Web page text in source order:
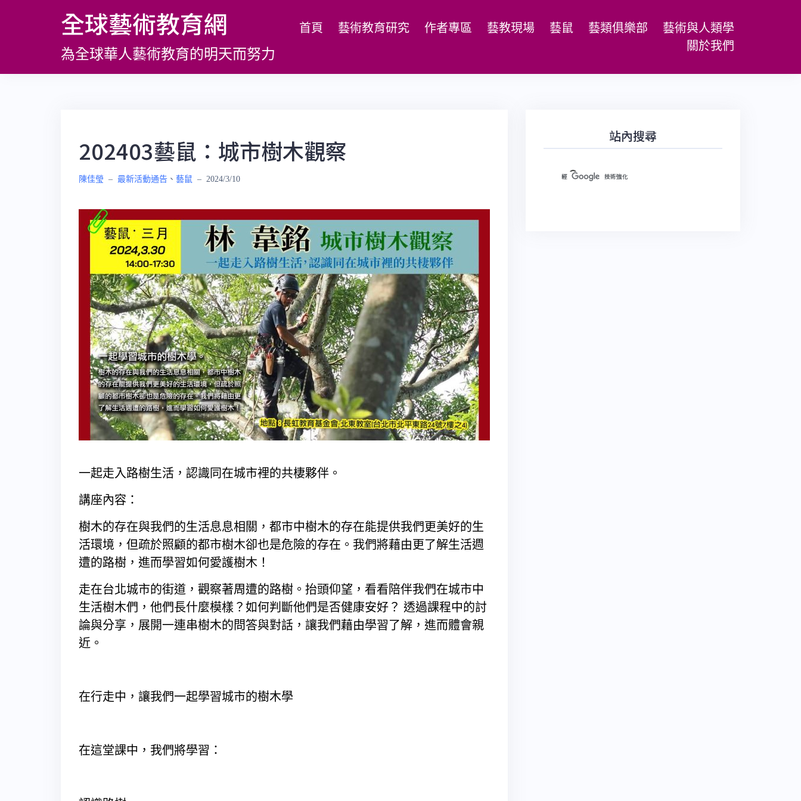
全球藝術教育網
為全球華人藝術教育的明天而努力
首頁 藝術教育研究 作者專區 藝教現場 藝鼠 藝類俱樂部
藝術與人類學
關於我們
202403藝鼠：城市樹木觀察
陳佳瑩 – 最新活動通告 、 藝鼠 – 2024/3/10
一起走入路樹生活，認識同在城市裡的共棲夥伴。
講座內容：
樹木的存在與我們的生活息息相關，都市中樹木的存在能提供我們更美好的生
活環境，但疏於照顧的都市樹木卻也是危險的存在。我們將藉由更了解生活週
遭的路樹，進而學習如何愛護樹木！
走在台北城市的街道，觀察著周遭的路樹。抬頭仰望，看看陪伴我們在城市中
生活樹木們，他們長什麼模樣？如何判斷他們是否健康安好？ 透過課程中的討
論與分享，展開一連串樹木的問答與對話，讓我們藉由學習了解，進而體會親
近。
在行走中，讓我們一起學習城市的樹木學
在這堂課中，我們將學習：
站內搜尋